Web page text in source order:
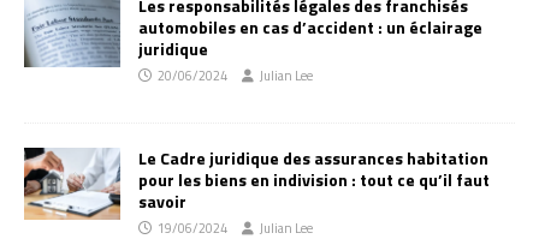
Les responsabilités légales des franchisés
automobiles en cas d’accident : un éclairage
juridique
20/06/2024 Julian Lee
Le Cadre juridique des assurances habitation
pour les biens en indivision : tout ce qu’il faut
savoir
19/06/2024 Julian Lee